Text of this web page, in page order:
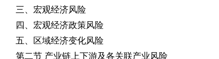
三、宏观经济风险
四、宏观经济政策风险
五、区域经济变化风险
第二节 产业链上下游及各关联产业风险